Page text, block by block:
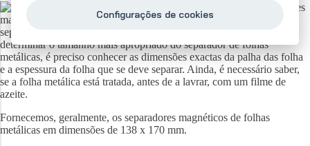
Fabricamos os separadores
magnéticos em qualquer dimensão, de maneira que seja possível
separar até os formatos mais grandes de folhas metálicas. Para
determinar o tamanho mais apropriado do separador de folhas
metálicas, é preciso conhecer as dimensões exactas da palha das folha
e a espessura da folha que se deve separar. Ainda, é necessário saber,
se a folha metálica está tratada, antes de a lavrar, com um filme de
azeite.
Fornecemos, geralmente, os separadores magnéticos de folhas
metálicas em dimensões de 138 x 170 mm.
Configurações de cookies